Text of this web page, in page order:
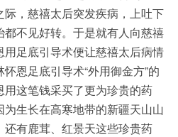
，慈禧太后突发疾病，上吐下
不见好转。于是就有人向慈禧
足底引导术便让慈禧太后病情
恩足底引导术“外用御金方”的
这笔钱采买了更为珍贵的药
生长在高寒地带的新疆天山山
有鹿茸、红景天这些珍贵药